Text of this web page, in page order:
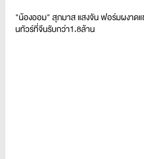
"น้องออม" สุภมาส แสงจัน ฟอร์มผงาดแ
นทัวร์ที่จีนรับกว่า1.8ล้าน